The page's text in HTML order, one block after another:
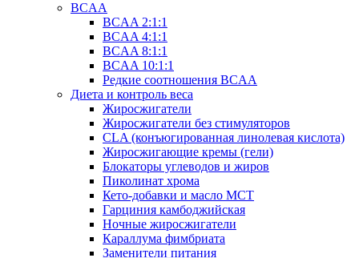
BCAA
BCAA 2:1:1
BCAA 4:1:1
BCAA 8:1:1
BCAA 10:1:1
Редкие соотношения BCAA
Диета и контроль веса
Жиросжигатели
Жиросжигатели без стимуляторов
CLA (конъюгированная линолевая кислота)
Жиросжигающие кремы (гели)
Блокаторы углеводов и жиров
Пиколинат хрома
Кето-добавки и масло МСТ
Гарциния камбоджийская
Ночные жиросжигатели
Караллума фимбриата
Заменители питания